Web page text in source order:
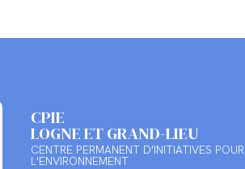
CPIE
LOGNE ET GRAND-LIEU
CENTRE PERMANENT D'INITIATIVES POUR
L'ENVIRONNEMENT